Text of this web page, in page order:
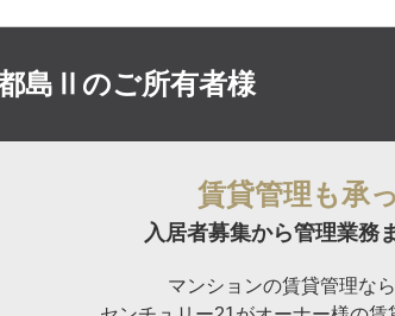
島Ⅱのご所有者様
賃貸管理も承
入居者募集から管理業務
マンションの賃貸管理な